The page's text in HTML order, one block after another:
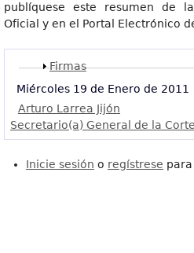
publíquese este resumen de
Oficial y en el Portal Electrónico
Mostrar
Firmas
Miércoles 19 de Enero de 2011
Arturo Larrea Jijón
Secretario(a) General de la
Inicie sesión o regístrese